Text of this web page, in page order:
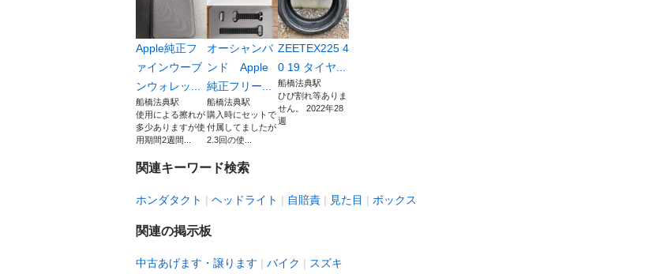
Apple純正フ
ァインウーブ
ンウォレッ...
船橋法典駅
使用による擦れが
多少ありますが使
用期間2週間...
オーシャンバ
ンド Apple
純正フリー...
船橋法典駅
購入時にセットで
付属してましたが
2.3回の使...
ZEETEX225 4
0 19 タイヤ...
船橋法典駅
ひび割れ等ありま
せん。 2022年28
週
関連キーワード検索
ホンダタクト ヘッドライト 自賠責 見た目 ボックス
関連の掲示板
中古あげます・譲ります バイク スズキ